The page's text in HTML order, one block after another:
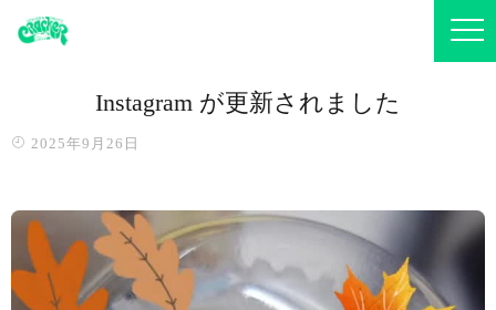
Instagram が更新されました
2025年9月26日